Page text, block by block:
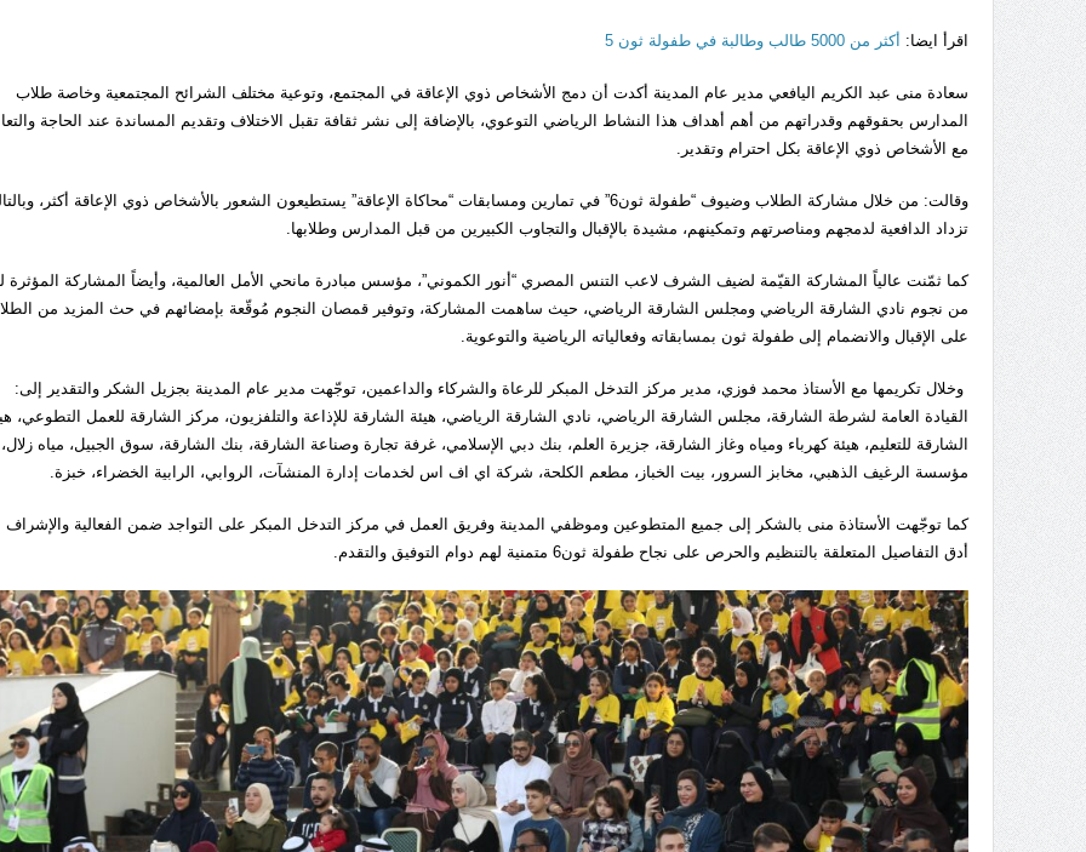
اقرأ ايضا: أكثر من 5000 طالب وطالبة في طفولة ثون 5
سعادة منى عبد الكريم اليافعي مدير عام المدينة أكدت أن دمج الأشخاص ذوي الإعاقة في المجتمع، وتوعية مختلف الشرائح المجتمعية وخاصة طلاب
المدارس بحقوقهم وقدراتهم من أهم أهداف هذا النشاط الرياضي التوعوي، بالإضافة إلى نشر ثقافة تقبل الاختلاف وتقديم المساندة عند الحاجة
مع الأشخاص ذوي الإعاقة بكل احترام وتقدير.
وقالت: من خلال مشاركة الطلاب وضيوف “طفولة ثون6” في تمارين ومسابقات “محاكاة الإعاقة” يستطيعون الشعور بالأشخاص ذوي الإعاقة أكثر،
تزداد الدافعية لدمجهم ومناصرتهم وتمكينهم، مشيدة بالإقبال والتجاوب الكبيرين من قبل المدارس وطلابها.
كما ثمّنت عالياً المشاركة القيّمة لضيف الشرف لاعب التنس المصري “أنور الكموني”، مؤسس مبادرة مانحي الأمل العالمية، وأيضاً المشاركة المؤثرة
من نجوم نادي الشارقة الرياضي ومجلس الشارقة الرياضي، حيث ساهمت المشاركة، وتوفير قمصان النجوم مُوقّعة بإمضائهم في حث المزيد من
على الإقبال والانضمام إلى طفولة ثون بمسابقاته وفعالياته الرياضية والتوعوية.
وخلال تكريمها مع الأستاذ محمد فوزي، مدير مركز التدخل المبكر للرعاة والشركاء والداعمين، توجّهت مدير عام المدينة بجزيل الشكر والتقدير إلى:
القيادة العامة لشرطة الشارقة، مجلس الشارقة الرياضي، نادي الشارقة الرياضي، هيئة الشارقة للإذاعة والتلفزيون، مركز الشارقة للعمل التطوعي،
الشارقة للتعليم، هيئة كهرباء ومياه وغاز الشارقة، جزيرة العلم، بنك دبي الإسلامي، غرفة تجارة وصناعة الشارقة، بنك الشارقة، سوق الجبيل، مياه زلال،
مؤسسة الرغيف الذهبي، مخابز السرور، بيت الخباز، مطعم الكلحة، شركة اي اف اس لخدمات إدارة المنشآت، الروابي، الرابية الخضراء، خبزة.
كما توجّهت الأستاذة منى بالشكر إلى جميع المتطوعين وموظفي المدينة وفريق العمل في مركز التدخل المبكر على التواجد ضمن الفعالية
أدق التفاصيل المتعلقة بالتنظيم والحرص على نجاح طفولة ثون6 متمنية لهم دوام التوفيق والتقدم.